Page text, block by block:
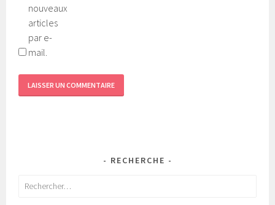
nouveaux
articles
par e-
mail.
RECHERCHE
Rechercher :